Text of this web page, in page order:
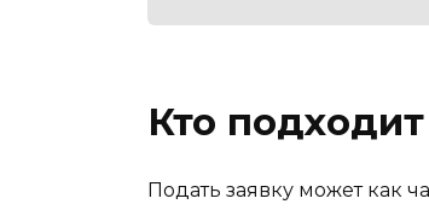
Кто
Подать заявку может как